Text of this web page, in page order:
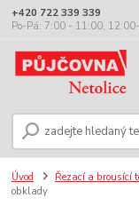
+420 722 339 339
Po-Pá: 7:00 - 11:00,
Úvod Řezací a brousící
obklady